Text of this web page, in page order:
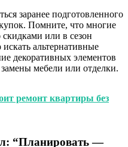
заранее подготовленного
Помните, что многие
или в сезон
альтернативные
декоративных элементов
мебели или отделки.
ремонт квартиры без
“Планировать —